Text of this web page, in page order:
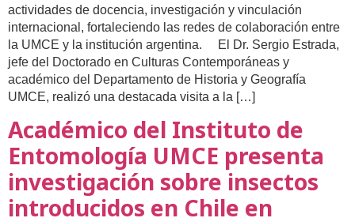
actividades de docencia, investigación y vinculación
internacional, fortaleciendo las redes de colaboración entre
la UMCE y la institución argentina. El Dr. Sergio Estrada,
jefe del Doctorado en Culturas Contemporáneas y
académico del Departamento de Historia y Geografía
UMCE, realizó una destacada visita a la […]
Académico del Instituto de
Entomología UMCE presenta
investigación sobre insectos
introducidos en Chile en